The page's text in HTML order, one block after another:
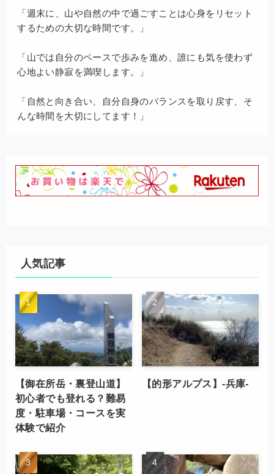
「週末に、山や自然の中で過ごすことは心身をリセット
するための大切な時間です。」
「山では自分のペースで歩みを進め、誰にも気を使わず
心地よい静寂を満喫します。」
「自然と向き合い、自分自身のバランスを取り戻す、そ
んな時間を大切にしてます！」
人気記事
【御在所岳・裏登山道】
初心者でも登れる？難易
度・駐車場・コースを実
体験で紹介
【的形アルプス】-兵庫-